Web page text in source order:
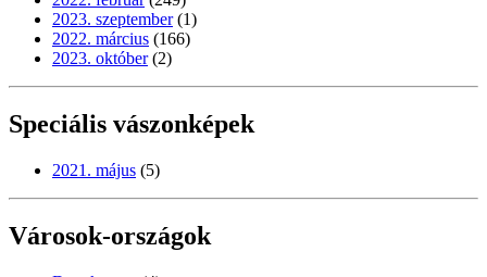
2023. szeptember (1)
2022. március (166)
2023. október (2)
Speciális vászonképek
2021. május (5)
Városok-országok